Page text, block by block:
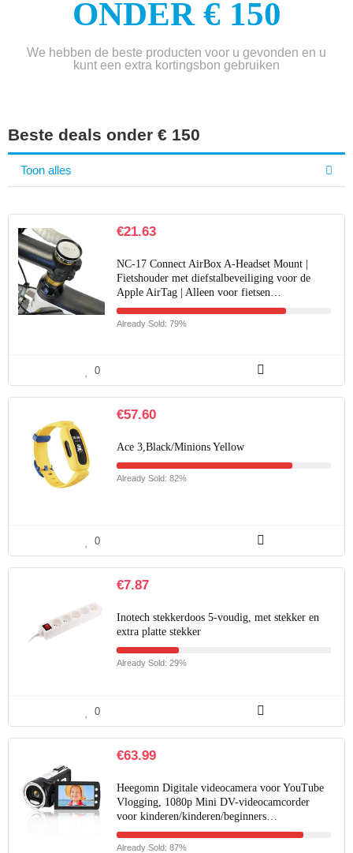
ONDER € 150
We hebben de beste producten voor u gevonden en u
kunt een extra kortingsbon gebruiken
Beste deals onder € 150
Toon alles
€21.63
NC-17 Connect AirBox A-Headset Mount |
Fietshouder met diefstalbeveiliging voor de
Apple AirTag | Alleen voor fietsen…
Already Sold: 79%
0
€57.60
Ace 3,Black/Minions Yellow
Already Sold: 82%
0
€7.87
Inotech stekkerdoos 5-voudig, met stekker en
extra platte stekker
Already Sold: 29%
0
€63.99
Heegomn Digitale videocamera voor YouTube
Vlogging, 1080p Mini DV-videocamcorder
voor kinderen/kinderen/beginners…
Already Sold: 87%